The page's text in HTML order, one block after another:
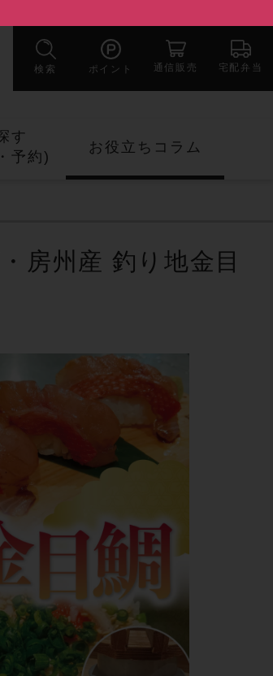
検索 ポイント 通信販売 宅配弁当
す
予約)
お役立ちコラム
房州産 釣り地金目